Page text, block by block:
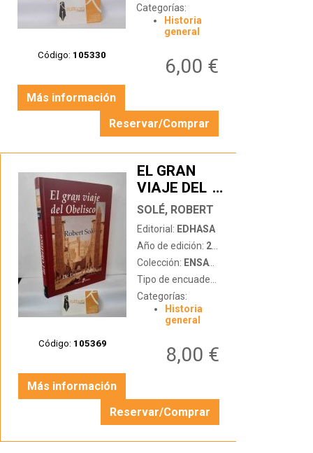
Código: 105330
Categorías:
Historia
general
6,00 €
Más información
Reservar/Comprar
Código: 105369
EL GRAN
VIAJE DEL
OBELISCO.
DE LUXOR A
PARÍS
…
SOLÉ, ROBERT
Editorial: EDHASA
Año de edición: 2007
Colección: ENSAYO EDHASA
Tipo de encuadernación:
Categorías:
Historia
general
8,00 €
Más información
Reservar/Comprar